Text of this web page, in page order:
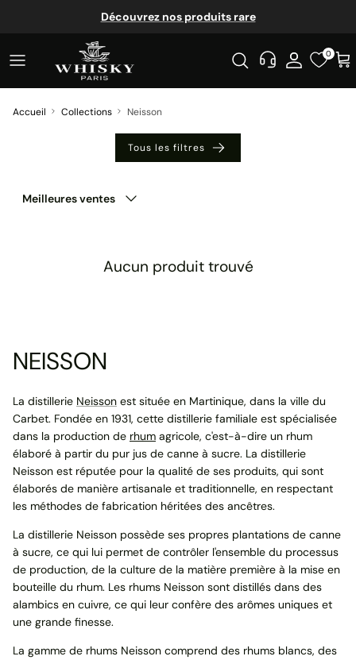
Découvrez nos produits rare
0
Accueil Collections Neisson
Tous les filtres
Meilleures ventes
Aucun produit trouvé
NEISSON
La distillerie Neisson est située en Martinique, dans la ville du
Carbet. Fondée en 1931, cette distillerie familiale est spécialisée
dans la production de rhum agricole, c'est-à-dire un rhum
élaboré à partir du pur jus de canne à sucre. La distillerie
Neisson est réputée pour la qualité de ses produits, qui sont
élaborés de manière artisanale et traditionnelle, en respectant
les méthodes de fabrication héritées des ancêtres.
La distillerie Neisson possède ses propres plantations de canne
à sucre, ce qui lui permet de contrôler l'ensemble du processus
de production, de la culture de la matière première à la mise en
bouteille du rhum. Les rhums Neisson sont distillés dans des
alambics en cuivre, ce qui leur confère des arômes uniques et
une grande finesse.
La gamme de rhums Neisson comprend des rhums blancs, des